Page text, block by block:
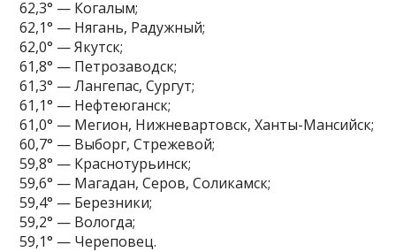
62,3° — Когалым;
62,1° — Нягань, Радужный;
62,0° — Якутск;
61,8° — Петрозаводск;
61,3° — Лангепас, Сургут;
61,1° — Нефтеюганск;
61,0° — Мегион, Нижневартовск, Ханты-Мансийск;
60,7° — Выборг, Стрежевой;
59,8° — Краснотурьинск;
59,6° — Магадан, Серов, Соликамск;
59,4° — Березники;
59,2° — Вологда;
59,1° — Череповец.